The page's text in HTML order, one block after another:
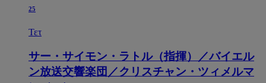
25
Τετ
サー・サイモン・ラトル（指揮）／バイエル
ン放送交響楽団／クリスチャン・ツィメルマ